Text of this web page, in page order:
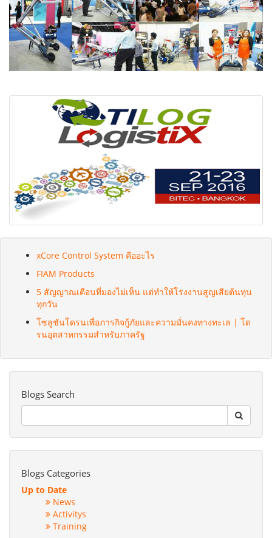
xCore Control System คืออะไร
FIAM Products
5 สัญญาณเตือนที่มองไม่เห็น แต่ทำให้โรงงานสูญเสียต้นทุน
ทุกวัน
โซลูชันโดรนเพื่อภารกิจกู้ภัยและความมั่นคงทางทะเล | โด
รนอุตสาหกรรมสำหรับภาครัฐ
Blogs Search
Blogs Categories
Up to Date
News
Activitys
Training